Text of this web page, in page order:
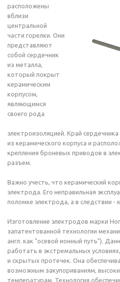
расположены
вблизи
центральной
части горелки. Они
представляют
собой сердечник
из металла,
который покрыт
керамическим
корпусом,
являющимся
своего рода
электроизоляцией. Край
из керамического корпуса и
крепления броневых приводов в
разъем.
Важно учесть, что керамический
электрода. Его неправильная
поломке электрода, а в следствии -
Изготовление электродов марки
запатентованной технологии
англ. как "осевой ионный путь").
работать в экстремальных
и скрытых протечек. Она
возможным закупориваниям,
температурам. Технология